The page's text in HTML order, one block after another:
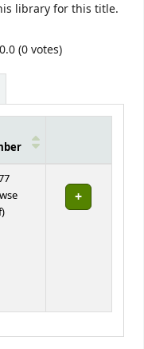
library for this title.
(0 votes)
(Opens below)
)